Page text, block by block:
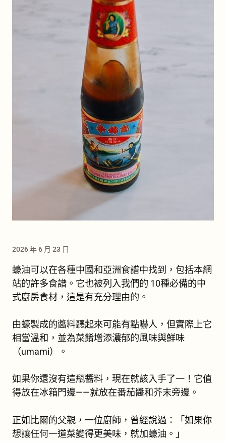
2026 年 6 月 23 日
蠔油可以在各種中國和亞洲食譜中找到，包括本網
站的許多食譜。它也被列入我們的 10種必備的中
式廚房食材 ，這是有充分理由的。
由蠔製成的醬料聽起來可能有點嚇人，但實際上它
相當溫和，並為菜餚增添濃郁的風味與鮮味
（umami）。
如果你還沒有這瓶醬料，現在就該入手了一！它值
得放在冰箱門邊——就放在番茄醬和芥末旁邊。
正如比爾的父親，一位廚師，曾經說過：「如果你
想讓任何一道菜變得更美味，就加蠔油。」